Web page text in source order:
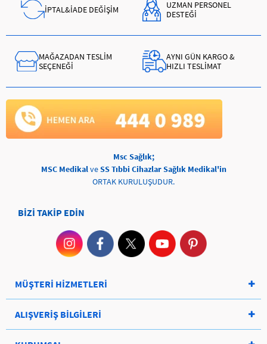
İPTAL&İADE DEĞİŞİM
UZMAN PERSONEL
DESTEĞİ
MAĞAZADAN TESLİM
SEÇENEĞİ
AYNI GÜN KARGO &
HIZLI TESLİMAT
Msc Sağlık;
MSC MedikalveSS Tıbbi Cihazlar Sağlık Medikal'in
ORTAK KURULUŞUDUR.
BİZİ TAKİP EDİN
MÜŞTERİ HİZMETLERİ
ALIŞVERİŞ BİLGİLERİ